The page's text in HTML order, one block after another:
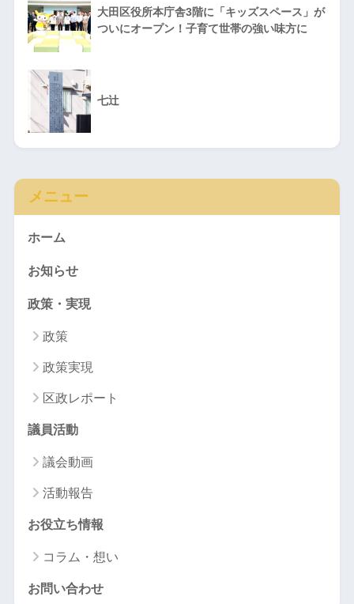
大田区役所本庁舎3階に「キッズスペース」が
ついにオープン！子育て世帯の強い味方に
七辻
メニュー
ホーム
お知らせ
政策・実現
政策
政策実現
区政レポート
議員活動
議会動画
活動報告
お役立ち情報
コラム・想い
お問い合わせ